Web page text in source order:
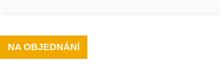
NA OBJEDNÁNÍ